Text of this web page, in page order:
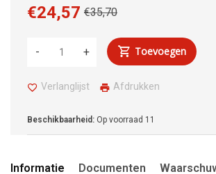
€35,70
€24,57
+
- Toevoegen
Verlanglijst Afdrukken
Beschikbaarheid: Op voorraad 11
Informatie Documenten